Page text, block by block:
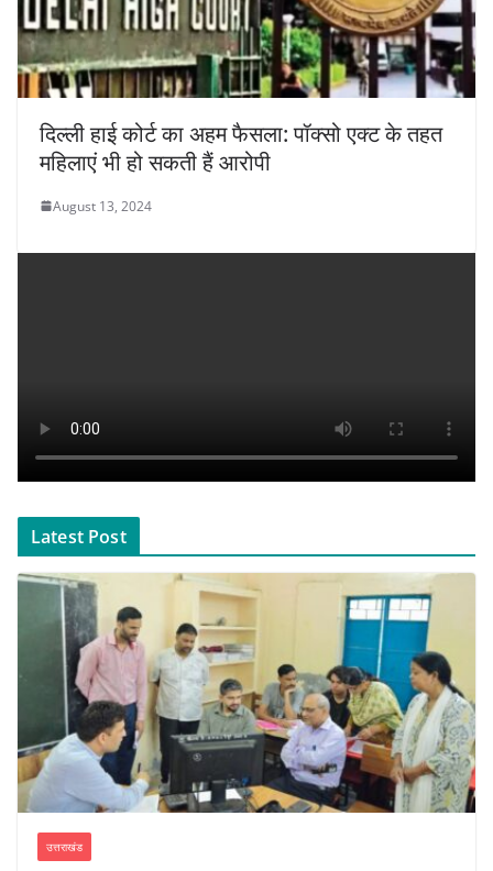
दिल्ली हाई कोर्ट का अहम फैसला: पॉक्सो एक्ट के तहत
महिलाएं भी हो सकती हैं आरोपी
August 13, 2024
Latest Post
उत्तराखंड